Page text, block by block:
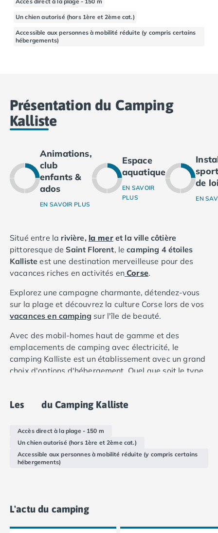
Camping Calvados
Camping Cabourg
Camping Caen
Camping Mont Saint Michel
Camping Bretagne
Camping Côtes d'Armor
Camping Saint-Cast-le-Guildo
Camping Finistère
Camping Benodet
Camping Brest
Camping Fouesnant
Camping Plouescat
Camping Quimper
Camping Roscoff
Camping Cancale
Camping Dinard
Camping Saint-Malo
Camping Auray
Camping Carnac
Camping La Trinité sur Mer
Camping Locmariaquer
Camping Sarzeau
Camping Champagne-Ardenne
Camping Ardennes
Camping Corse
Camping Corse-du-Sud
Camping Haute-Corse
Camping Ghisonaccia
Camping Saint-Florent
Un chien autorisé (hors 1ère et 2ème cat.)
Accessible aux personnes à mobilité réduite (y compris certains
hébergements)
Présentation du Camping
Kalliste
Animations,
club
enfants &
ados
EN SAVOIR PLUS
Espace
aquatique
EN SAVOIR
PLUS
de
EN
Situé entre la rivière, la meret la ville côtière
pittoresque deSaint Florent, lecamping 4 étoiles
Kallisteest une destination merveilleuse pour des
vacances riches en activités en Corse.
Explorez une campagne charmante, détendez-vous
sur la plage et découvrez la culture Corse lors de vos
vacances en camping sur l'île de beauté.
Avec des mobil-homes haut de gamme et des
emplacements de camping avec électricité, le
camping Kalliste est un établissement avec un grand
choix d'options d'hébergement. Quel que soit le type
ombragés, calmes et intimes.
Les du Camping Kalliste
Accès direct à la plage - 150 m
Un chien autorisé (hors 1ère et 2ème cat.)
Accessible aux personnes à mobilité réduite (y compris certains
hébergements)
L'actu du camping